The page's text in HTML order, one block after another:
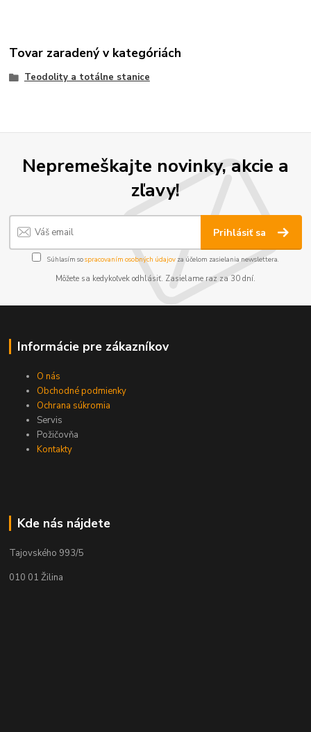
Tovar zaradený v kategóriách
Teodolity a totálne stanice
Nepremeškajte novinky, akcie a
zľavy!
Prihlásiť sa
Súhlasím sospracovaním osobných údajov za účelom zasielania newslettera.
Môžete sa kedykoľvek odhlásiť. Zasielame raz za 30 dní.
Informácie pre zákazníkov
O nás
Obchodné podmienky
Ochrana súkromia
Servis
Požičovňa
Kontakty
Kde nás nájdete
Tajovského 993/5
010 01 Žilina